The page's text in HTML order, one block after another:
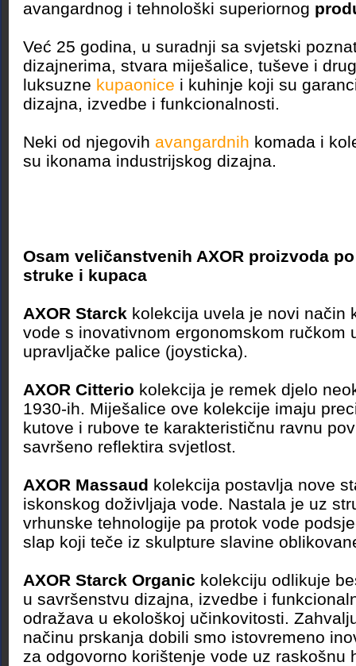
avangardnog i tehnološki superiornog
Već 25 godina, u suradnji sa svjetski
dizajnerima, stvara miješalice, tuševe i
luksuzne kupaonice i kuhinje koji su
dizajna, izvedbe i funkcionalnosti.
Neki od njegovih avangardnih komada i
su ikonama industrijskog dizajna.
Osam veličanstvenih AXOR proizvoda
struke i kupaca
AXOR Starck kolekcija uvela je novi način
vode s inovativnom ergonomskom ručkom
upravljačke palice (joysticka).
AXOR Citterio kolekcija je remek djelo
1930-ih. Miješalice ove kolekcije imaju
kutove i rubove te karakterističnu ravnu
savršeno reflektira svjetlost.
AXOR Massaud kolekcija postavlja nove
iskonskog doživljaja vode. Nastala je uz
vrhunske tehnologije pa protok vode
slap koji teče iz skulpture slavine
AXOR Starck Organic kolekciju odlikuje
u savršenstvu dizajna, izvedbe i
odražava u ekološkoj učinkovitosti.
načinu prskanja dobili smo istovremeno
za odgovorno korištenje vode uz raskošnu